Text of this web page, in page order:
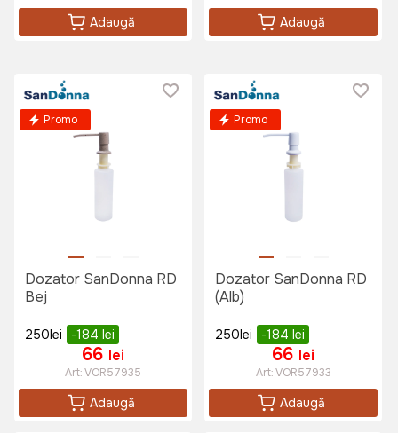
Adaugă Adaugă
Promo
Dozator SanDonna RD
Bej
250lei -184 lei
66 lei
Art:VOR57935
Adaugă
Promo
Dozator SanDonna RD
(Alb)
250lei -184 lei
66 lei
Art:VOR57933
Adaugă